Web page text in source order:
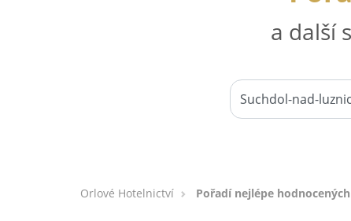
a další
Orlové Hotelnictví Pořadí nejlépe